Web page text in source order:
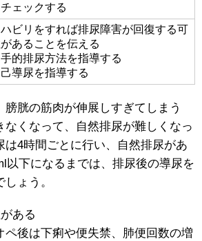
ェックする
ハビリをすれば排尿障害が回復する可
あることを伝える
手的排尿方法を指導する
己導尿を指導する
膀胱の筋肉が伸展しすぎてしまう
なくなって、自然排尿が難しくなっ
は4時間ごとに行い、自然排尿があ
以下になるまでは、排尿後の導尿を
ょう。
ある
ペ後は下痢や便失禁、肺便回数の増